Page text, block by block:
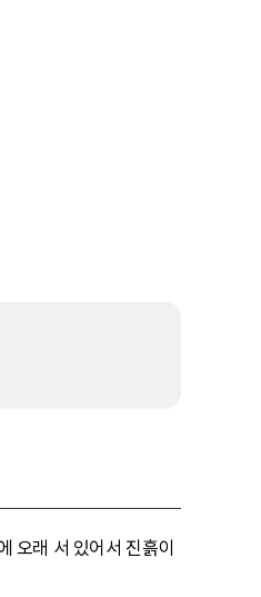
오래 서 있어서 진흙이